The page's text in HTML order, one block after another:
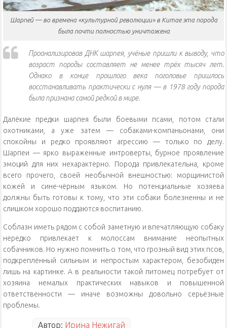
Шарпей — во времена «культурной революции» в Китае эта порода
была почти полностью уничтожена
Проанализировав ДНК шарпея, учёные пришли к выводу, что
возраст породы составляет не менее трёх тысяч лет.
Однако в конце прошлого века поголовье пришлось
восстанавливать практически с нуля — в 1978 году порода
была признана самой редкой в мире.
Далёкие предки шарпея были боевыми псами, потом стали
охотниками, а уже затем — собаками-компаньонами, они
спокойны и редко проявляют агрессию — только по делу.
Шарпеи — ярко выраженные интроверты, бурное проявление
эмоций для них нехарактерно. Порода привлекательна, кроме
всего прочего, своей необычной внешностью: морщинистой
кожей и сине-чёрным языком. Но потенциальные хозяева
должны быть готовы к тому, что эти собаки болезненны и не
слишком хорошо поддаются воспитанию.
Соблазн иметь рядом с собой заметную и впечатляющую собаку
нередко привлекает к молоссам внимание неопытных
собачников. Но нужно помнить о том, что грозный вид этих псов,
подкреплённый сильным и непростым характером, безобиден
лишь на картинке. А в реальности такой питомец потребует от
хозяина немалых практических навыков и повышенной
ответственности — иначе возможны довольно серьёзные
проблемы.
Автор: Ирина Нежигай